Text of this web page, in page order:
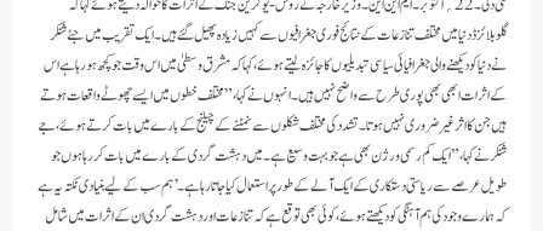
گلوبلائزڈ دنیا میں مختلف تنازعات کے نتائج فوری جغرافیوں سے کہیں زیادہ پھیل گئے ہیں۔ایک تقریب میں جئے شنکر
نے دنیا کو دیکھنے والی جغرافیائی سیاسی تبدیلیوں کا جائزہ لیتے ہوئے، کہا کہ مشرق وسطیٰ میں اس وقت جو کچھ ہو رہا ہے اس
کے اثرات ابھی بھی پوری طرح سے واضح نہیں ہیں۔انہوں نے کہا، ”مختلف خطوں میں ایسے چھوٹے واقعات ہوتے
ہیں جن کا اثر غیر ضروری نہیں ہوتا۔تشدد کی مختلف شکلوں سے نمٹنے کے چیلنج کے بارے میں بات کرتے ہوئے، جے
شنکر نے کہا، ”ایک کم رسمی ورژن بھی ہے جو بہت وسیع ہے۔ میں دہشت گردی کے بارے میں بات کر رہا ہوں جو
طویل عرصے سے ریاستی دستکاری کے ایک آلے کے طور پر استعمال کیا جاتا رہا ہے۔’ ہم سب کے لیے بنیادی نکتہ یہ ہے
کہ ہمارے وجود کی ہم آہنگی کو دیکھتے ہوئے، کوئی بھی توقع ہے کہ تنازعات اور دہشت گردی ان کے اثرات میں شامل